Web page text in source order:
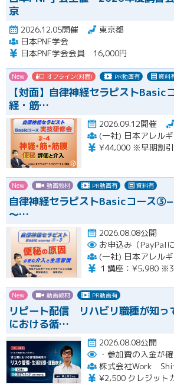
京
2026.12.05開催
東京都
日本PNF学会
日本PNF学会会員 16,000円
New オフライン(対面) PR動画有 資料
【対面】自律神経セラピスト
経・筋…
2026.09.12開催
¥44,000 ※早期割
New 動画教材 PR動画有 資料有
自律神経セラピストBasicコース
〜…
2026.08.08公開
１講座：¥5,980
New 動画教材 PR動画有
リピート配信 リハビリ職種が知っ
における循…
2026.08.08公開
株式会社Work